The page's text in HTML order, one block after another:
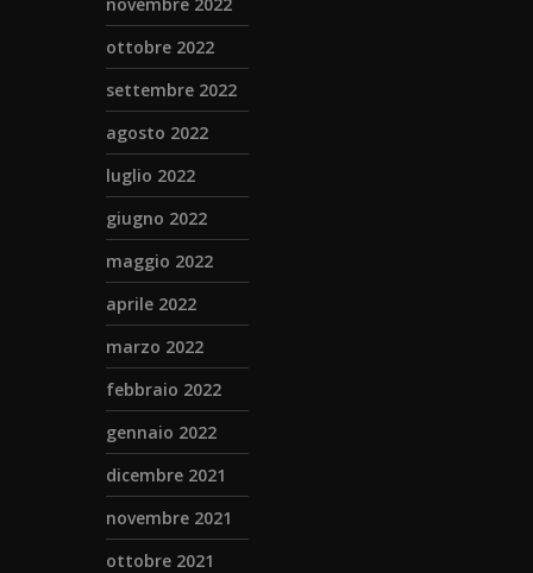
ottobre 2022
settembre 2022
agosto 2022
luglio 2022
giugno 2022
maggio 2022
aprile 2022
marzo 2022
febbraio 2022
gennaio 2022
dicembre 2021
novembre 2021
ottobre 2021